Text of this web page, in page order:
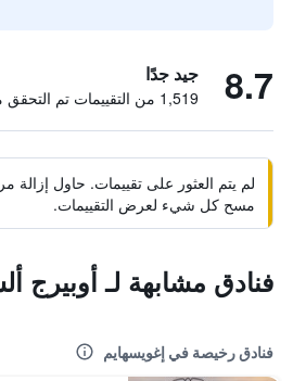
8.7 جيد جدًا
1,519 من التقييمات تم التحقق منها
لم يتم العثور على تقييمات. حاول إزالة
مسح كل شيء لعرض التقييمات.
فنادق مشابهة لـ أوبيرج
فنادق رخيصة في إغويسهايم